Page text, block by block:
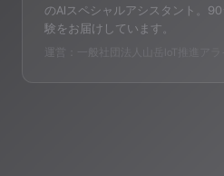
のAIスペシャルアシスタント。
験をお届けしています。
運営：一般社団法人山岳IoT推進アラ